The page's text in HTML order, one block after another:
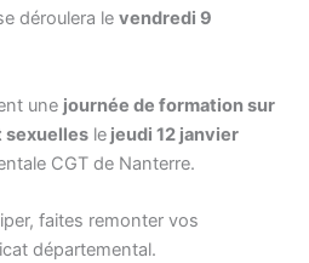
déroulera le vendredi 9
une journée de formation sur
sexuelles le jeudi 12 janvier
CGT de Nanterre.
faites remonter vos
départemental.